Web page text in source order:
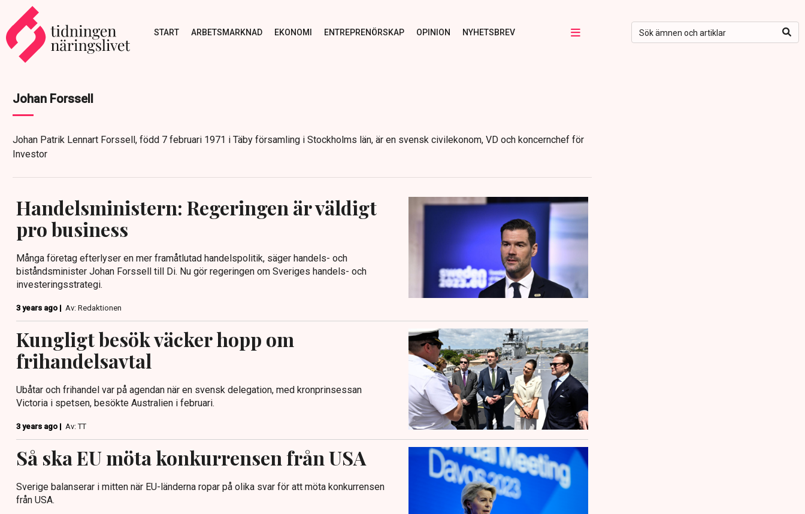
START ARBETSMARKNAD EKONOMI ENTREPRENÖRSKAP OPINION NYHETSBREV
Johan Forssell
Johan Patrik Lennart Forssell, född 7 februari 1971 i Täby församling i Stockholms län, är en svensk civilekonom, VD och koncernchef för
Investor
Handelsministern: Regeringen är väldigt
pro business
Många företag efterlyser en mer framåtlutad handelspolitik, säger handels- och
biståndsminister Johan Forssell till Di. Nu gör regeringen om Sveriges handels- och
investeringsstrategi.
3 years ago | Av: Redaktionen
Kungligt besök väcker hopp om
frihandelsavtal
Ubåtar och frihandel var på agendan när en svensk delegation, med kronprinsessan
Victoria i spetsen, besökte Australien i februari.
3 years ago | Av: TT
Så ska EU möta konkurrensen från USA
Sverige balanserar i mitten när EU-länderna ropar på olika svar för att möta konkurrensen
från USA.